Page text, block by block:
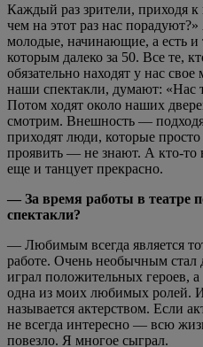
Каждый раз зрители, приходя
чем на этот раз нас
молодые, начинающие, а есть
которым далеко за 50. Все те,
обязательно находят у нас
наши спектакли, думают: «Нас
Потом ходят около наших
смотрим. Внешность —
приходят люди, которые просто
проявить — не знают. А кто-то
еще и танцует прекрасно.
— За время работы в театре
спектакли?
— Любимым всегда является
работе. Очень необычным стал
играл положительных героев,
одна из моих любимых ролей.
называется актерством. Если
не всегда интересно — всю
повезло. Я многое сыграл.